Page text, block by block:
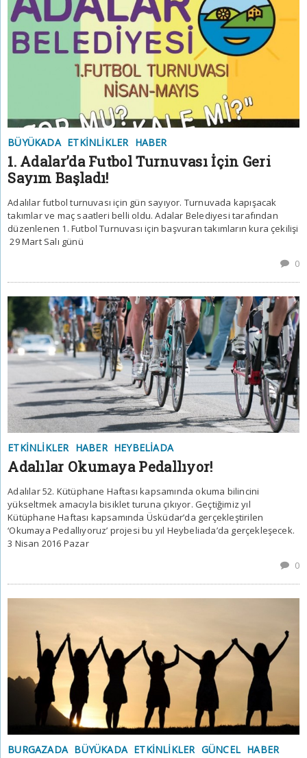
BÜYÜKADA ETKINLIKLER HABER
1. Adalar’da Futbol Turnuvası İçin Geri
Sayım Başladı!
Adalılar futbol turnuvası için gün sayıyor. Turnuvada kapışacak
takımlar ve maç saatleri belli oldu. Adalar Belediyesi tarafından
düzenlenen 1. Futbol Turnuvası için başvuran takımların kura çekilişi
29 Mart Salı günü
0
ETKINLIKLER HABER HEYBELIADA
Adalılar Okumaya Pedallıyor!
Adalılar 52. Kütüphane Haftası kapsamında okuma bilincini
yükseltmek amacıyla bisiklet turuna çıkıyor. Geçtiğimiz yıl
Kütüphane Haftası kapsamında Üsküdar’da gerçekleştirilen
‘Okumaya Pedallıyoruz’ projesi bu yıl Heybeliada’da gerçekleşecek.
3 Nisan 2016 Pazar
0
BURGAZADA BÜYÜKADA ETKINLIKLER GÜNCEL HABER